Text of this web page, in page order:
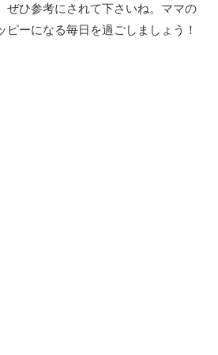
ぜひ参考にされて下さいね。ママの
ピーになる毎日を過ごしましょう！